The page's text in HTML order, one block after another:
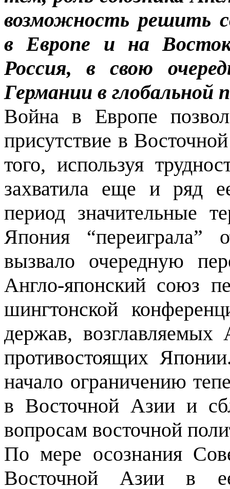
возможность решить
в Евро­пе и на
Россия, в свою
Германии в глобальной
Война в Европе
присутствие в
того, используя
захва­тила еще и ряд
период значительные
Япония
вызвало очередную
Англо-япон­ский союз
шингтонской
держав,
противостоящих
начало ог­раничению
в Восточной Азии и
вопросам восточной
По мере осознания
Восточной Азии в